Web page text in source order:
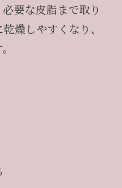
要な皮脂まで取り
燥しやすくなり、